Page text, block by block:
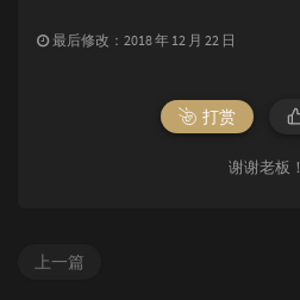
最后修改：2018 年 12 月 22 日
打赏
谢谢老板！
上一篇